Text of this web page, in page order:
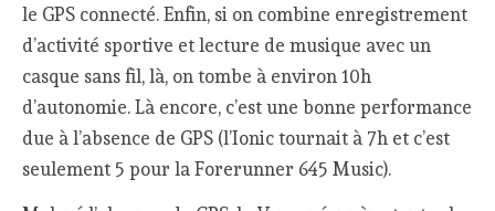
le GPS connecté. Enfin, si on combine enregistrement
d’activité sportive et lecture de musique avec un
casque sans fil, là, on tombe à environ 10h
d’autonomie. Là encore, c’est une bonne performance
due à l’absence de GPS (l’Ionic tournait à 7h et c’est
seulement 5 pour la Forerunner 645 Music).